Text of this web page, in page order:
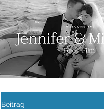
Beitrag